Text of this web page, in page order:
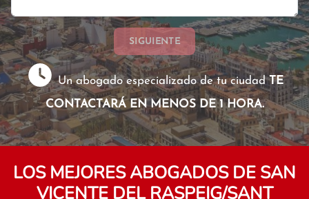
SIGUIENTE
Un abogado especializado de tu ciudadTE
CONTACTARÁ EN MENOS DE 1 HORA.
LOS MEJORES ABOGADOS DE SAN
VICENTE DEL RASPEIG/SANT